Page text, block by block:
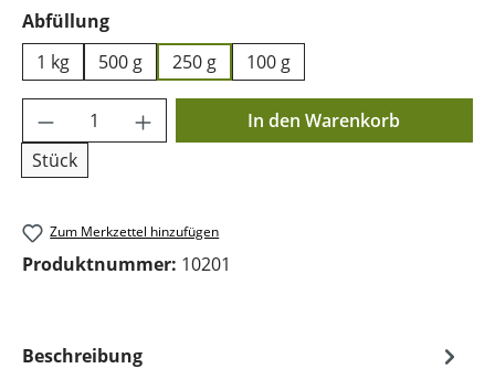
Abfüllungauswählen
1 kg
500 g 250 g 100 g
Produkt Anzahl: Gib den gewünschten
Stück
In den Warenkorb
Zum Merkzettel hinzufügen
Produktnummer: 10201
Beschreibung